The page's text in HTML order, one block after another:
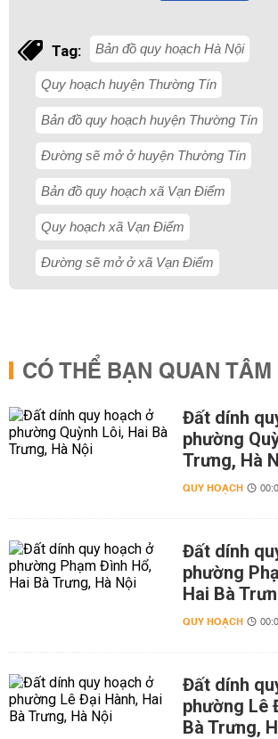
Tag: Bản đồ quy hoạch Hà Nội
Quy hoạch huyện Thường Tín
Bản đồ quy hoạch huyện Thường Tín
Đường sẽ mở ở huyện Thường Tín
Bản đồ quy hoạch xã Vạn Điểm
Quy hoạch xã Vạn Điểm
Đường sẽ mở ở xã Vạn Điểm
CÓ THỂ BẠN QUAN TÂM
Đất dính
phường
Trưng, Hà
QUY HOẠCH
Đất dính
phường
Hai Bà
QUY HOẠCH
Đất dính
phường Lê
Bà Trưng,